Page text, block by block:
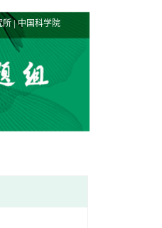
所|中国科学院